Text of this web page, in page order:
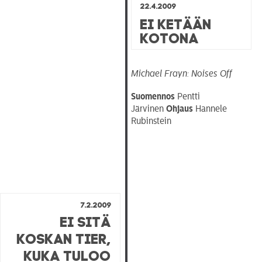
22.4.2009
Ei ketään
kotona
Michael Frayn: Noises Off
SuomennosPentti
Järvinen OhjausHannele
Rubinstein
7.2.2009
Ei sitä
koskan tier,
kuka tuloo